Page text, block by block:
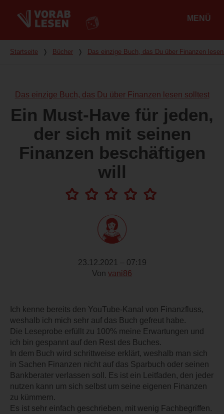
MENÜ
Du bist hier
Startseite ❭ Bücher ❭ Das einzige Buch, das Du über Finanzen
Das einzige Buch, das Du über Finanzen lesen solltest
Ein Must-Have für jeden,
der sich mit seinen
Finanzen beschäftigen
will
23.12.2021 – 07:19
Von vani86
Ich kenne bereits den YouTube-Kanal von Finanzfluss,
weshalb ich mich sehr auf das Buch gefreut habe.
Die Leseprobe erfüllt zu 100% meine Erwartungen und
ich bin gespannt auf den Rest des Buches.
In dem Buch wird schrittweise erklärt, weshalb man sich
in Sachen Finanzen nicht auf das Sparbuch oder seinen
Bankberater verlassen soll. Es ist ein Leitfaden, den jeder
nutzen kann um sich selbst um seine eigenen Finanzen
zu kümmern.
Es ist sehr einfach geschrieben, mit wenig Fachbegriffen.